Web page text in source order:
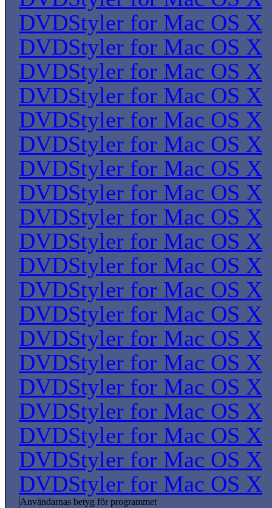
DVDStyler for Mac OS X
DVDStyler for Mac OS X
DVDStyler for Mac OS X
DVDStyler for Mac OS X
DVDStyler for Mac OS X
DVDStyler for Mac OS X
DVDStyler for Mac OS X
DVDStyler for Mac OS X
DVDStyler for Mac OS X
DVDStyler for Mac OS X
DVDStyler for Mac OS X
DVDStyler for Mac OS X
DVDStyler for Mac OS X
DVDStyler for Mac OS X
DVDStyler for Mac OS X
DVDStyler for Mac OS X
DVDStyler for Mac OS X
DVDStyler for Mac OS X
DVDStyler for Mac OS X
DVDStyler for Mac OS X
Användarnas betyg för programmet